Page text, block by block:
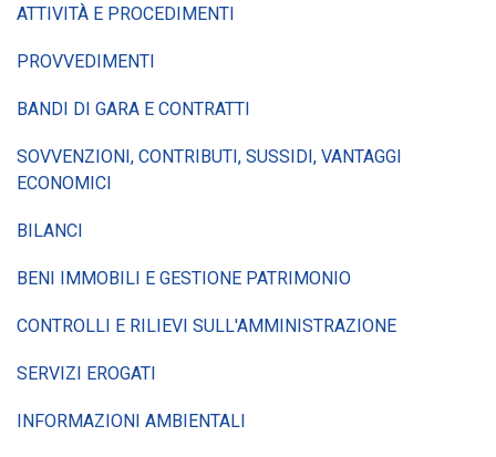
ATTIVITÀ E PROCEDIMENTI
PROVVEDIMENTI
BANDI DI GARA E CONTRATTI
SOVVENZIONI, CONTRIBUTI, SUSSIDI, VANTAGGI
ECONOMICI
BILANCI
BENI IMMOBILI E GESTIONE PATRIMONIO
CONTROLLI E RILIEVI SULL'AMMINISTRAZIONE
SERVIZI EROGATI
INFORMAZIONI AMBIENTALI